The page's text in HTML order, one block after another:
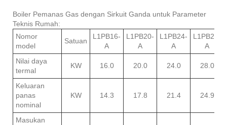
Boiler Pemanas Gas dengan Sirkuit Ganda untuk Parameter
Teknis Rumah:
Nomor
model
Satuan
L1PB16-
A
L1PB20-
A
L1PB24-
A
L1PB28-
A
Nilai daya
termal
KW 16.0 20.0 24.0 28.0
Keluaran
panas
nominal
KW 14.3 17.8 21.4 24.9
Masukan